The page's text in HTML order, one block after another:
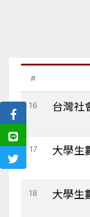
#
16 台灣社
17 大學生
18 大學生